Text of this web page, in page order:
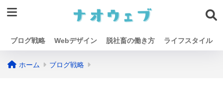
ブログ戦略 Webデザイン 脱社畜の働き方 ライフスタイル
ホーム ブログ戦略